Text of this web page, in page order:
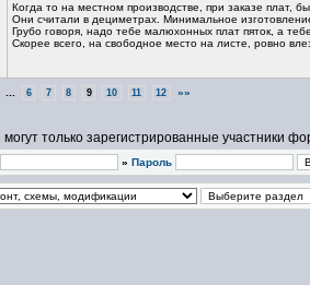
Когда то на местном производстве, при заказе плат,
Они считали в дециметрах. Минимальное
Грубо говоря, надо тебе малюхонных плат пяток, а
Скорее всего, на свободное место на листе, ровно
6 7 8 9 10 11 12 »»
только зарегистрированные участники
» Пароль